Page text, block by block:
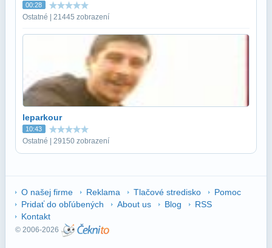
00:28
Ostatné | 21445 zobrazení
leparkour
10:43
Ostatné | 29150 zobrazení
O našej firme Reklama Tlačové stredisko
Pomoc
Pridať do obľúbených
About us Blog
RSS
Kontakt
© 2006-2026